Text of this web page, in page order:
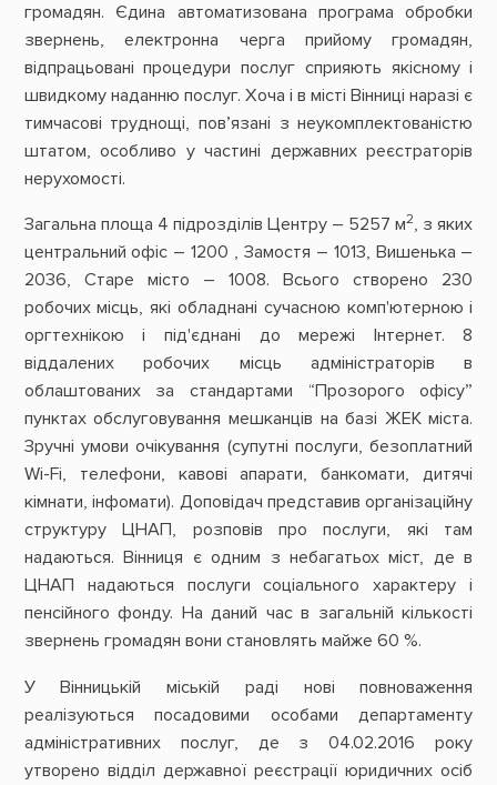
громадян. Єдина автоматизована програма обробки
звернень, електронна черга прийому громадян,
відпрацьовані процедури послуг сприяють якісному і
швидкому наданню послуг. Хоча і в місті Вінниці наразі є
тимчасові труднощі, пов’язані з неукомплектованістю
штатом, особливо у частині державних реєстраторів
нерухомості.
Загальна площа 4 підрозділів Центру – 5257 м2, з яких
центральний офіс – 1200 , Замостя – 1013, Вишенька –
2036, Старе місто – 1008. Всього створено 230
робочих місць, які обладнані сучасною комп'ютерною і
оргтехнікою і під'єднані до мережі Інтернет. 8
віддалених робочих місць адміністраторів в
облаштованих за стандартами “Прозорого офісу”
пунктах обслуговування мешканців на базі ЖЕК міста.
Зручні умови очікування (супутні послуги, безоплатний
Wi-Fi, телефони, кавові апарати, банкомати, дитячі
кімнати, інфомати). Доповідач представив організаційну
структуру ЦНАП, розповів про послуги, які там
надаються. Вінниця є одним з небагатьох міст, де в
ЦНАП надаються послуги соціального характеру і
пенсійного фонду. На даний час в загальній кількості
звернень громадян вони становлять майже 60 %.
У Вінницькій міській раді нові повноваження
реалізуються посадовими особами департаменту
адміністративних послуг, де з 04.02.2016 року
утворено відділ державної реєстрації юридичних осіб